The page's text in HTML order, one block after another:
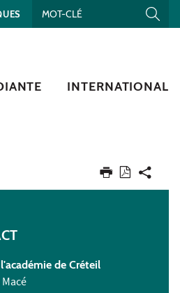
INTERNATIONAL
de Créteil